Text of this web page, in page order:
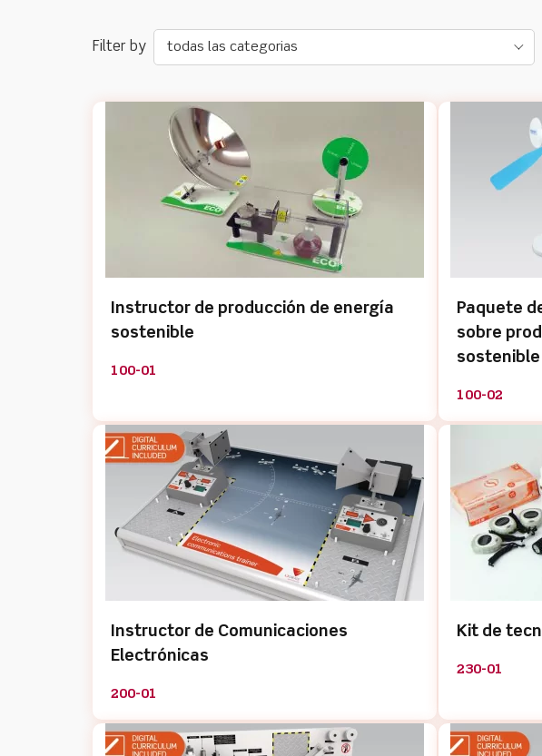
todas las categorias
Instructor de producción de energía
sostenible
100-01
Paquete
sobre
sostenible
100-02
Instructor de Comunicaciones
Electrónicas
200-01
Kit de
230-01